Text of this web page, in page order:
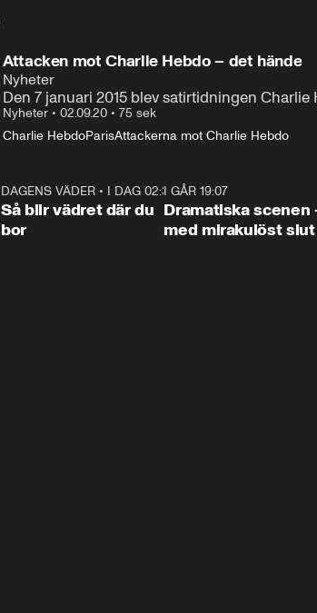
Attacken mot Charlie Hebdo – det hände
Nyheter
Den 7 januari 2015 blev satirtidningen Charlie
Nyheter • 02.09.20 • 75 sek
Charlie HebdoParisAttackerna mot Charlie Hebdo
1:06
DAGENS VÄDER • I DAG 02:30
Så blir vädret där du
bor
I GÅR 19:07
Dramatiska scenen
med mirakulöst slut